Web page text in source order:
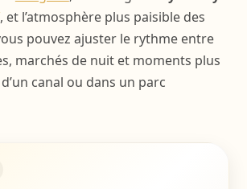
, et l’atmosphère plus paisible des
pouvez ajuster le rythme entre
marchés de nuit et moments plus
canal ou dans un parc